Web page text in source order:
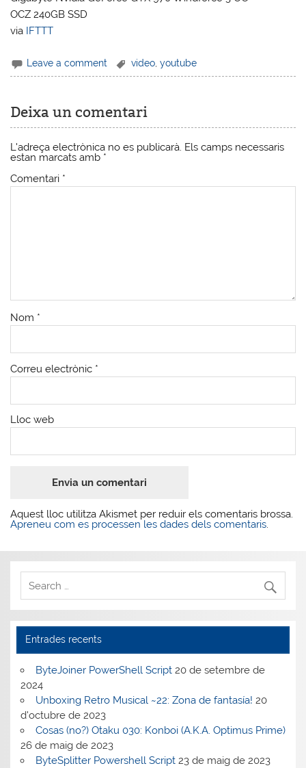
OCZ 240GB SSD
via IFTTT
Leave a comment video ,youtube
Deixa un comentari
L'adreça electrònica no es publicarà. Els camps necessaris
estan marcats amb *
Comentari *
Nom *
Correu electrònic *
Lloc web
Aquest lloc utilitza Akismet per reduir els comentaris brossa.
Apreneu com es processen les dades dels comentaris.
Entrades recents
ByteJoiner PowerShell Script 20 de setembre de
2024
Unboxing Retro Musical ~22: Zona de fantasía! 20
d'octubre de 2023
Cosas (no?) Otaku 030: Konboi (A.K.A. Optimus Prime)
26 de maig de 2023
ByteSplitter Powershell Script 23 de maig de 2023